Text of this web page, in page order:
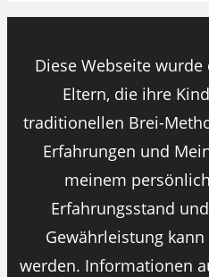
Diese Webseite
Eltern, die ihre
traditionellen Brei-
Erfahrungen und
meinem
Erfahrungsstand
Gewährleistung
werden. Informationen